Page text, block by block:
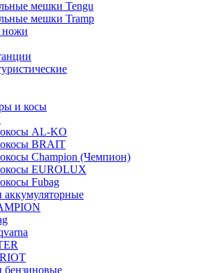
мешки Tengu
мешки Tramp
ножи
и косы
AL-KO
BRAIT
Champion (Чемпион)
EUROLUX
Fubag